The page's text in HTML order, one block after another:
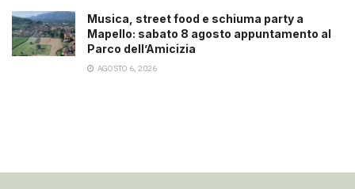
Musica, street food e schiuma party a
Mapello: sabato 8 agosto appuntamento al
Parco dell’Amicizia
AGOSTO 6, 2026